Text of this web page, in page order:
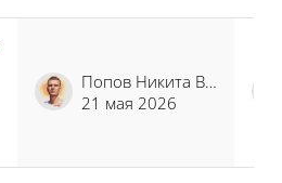
Попов Никита Владимирович
21 мая 2026